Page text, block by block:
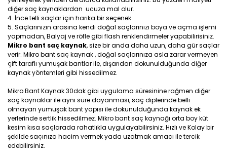
diğer saç kaynaklardan ucuza mal olur.
İnce telli saçlar için harika bir seçenek.
Saçlarınızın arasına kendi doğal saçlarınızı boya ve açma işlemi
yapmadan, Balyaj ve röfle gibi flash renklendirmeler yapabilirisiniz.
Mikro bant saç kaynak, size bir anda daha uzun, daha gür saçlar
verir. Mikro bant saç kaynak , doğal saçlarınıza asla zarar vermeyen
çift taraflı yumuşak bantlar ile, dışarıdan dokunulduğunda diğer
kaynak yöntemleri gibi hissedilmez.
Mikro Bant Kaynak 30dak gibi uygulama süresinine rağmen diğer
saç kaynaklar ile aynı süre dayanması, saç diplerinde belli
olmayan yumuşak bant yapısı ile dokunulduğunda kaynak ek
yerlerinde sertlik hissedilmez. Mikro bant saç kaynağı orta boy küt
kesim kısa saçlarada rahatlıkla uygulayabilirsiniz. Hızlı ve Kolay bir
şekilde saçınıza hacim vermek yada uzatmak amacı ile tercik
edebilirsiniz.